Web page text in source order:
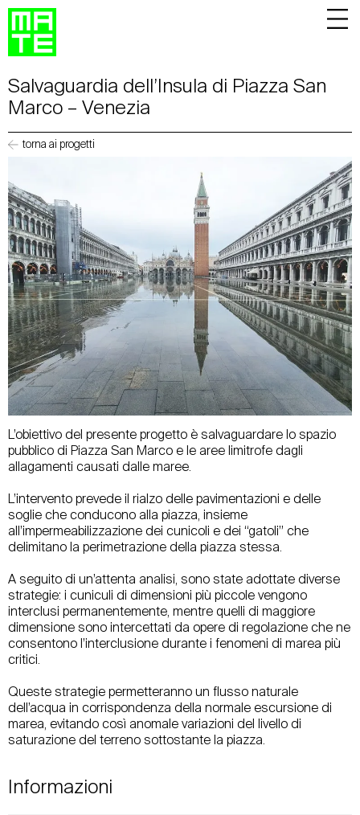
Salvaguardia dell’Insula di Piazza San
Marco – Venezia
torna ai progetti
L’obiettivo del presente progetto è salvaguardare lo spazio
pubblico di Piazza San Marco e le aree limitrofe dagli
allagamenti causati dalle maree.
L’intervento prevede il rialzo delle pavimentazioni e delle
soglie che conducono alla piazza, insieme
all’impermeabilizzazione dei cunicoli e dei “gatoli” che
delimitano la perimetrazione della piazza stessa.
A seguito di un’attenta analisi, sono state adottate diverse
strategie: i cuniculi di dimensioni più piccole vengono
interclusi permanentemente, mentre quelli di maggiore
dimensione sono intercettati da opere di regolazione che ne
consentono l’interclusione durante i fenomeni di marea più
critici.
Queste strategie permetteranno un flusso naturale
dell’acqua in corrispondenza della normale escursione di
marea, evitando così anomale variazioni del livello di
saturazione del terreno sottostante la piazza.
Informazioni